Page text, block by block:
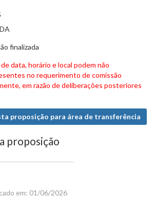
finalizada
data, horário e local podem não
no requerimento de comissão
em razão de deliberações posteriores
proposição para área de transferência
proposição
em: 01/06/2026